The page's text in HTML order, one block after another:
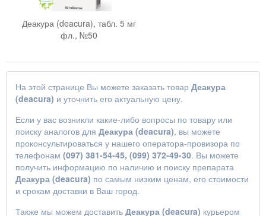
Деакура (deacura), табл. 5 мг
фл., №50
На этой странице Вы можете заказать товар Деакура
(deacura) и уточнить его актуальную цену.
Если у вас возникли какие-либо вопросы по товару или
поиску аналогов для Деакура (deacura), вы можете
проконсультироваться у нашего оператора-провизора по
телефонам (097) 381-54-45, (099) 372-49-30. Вы можете
получить информацию по наличию и поиску препарата
Деакура (deacura) по самым низким ценам, его стоимости
и срокам доставки в Ваш город.
Также мы можем доставить Деакура (deacura) курьером